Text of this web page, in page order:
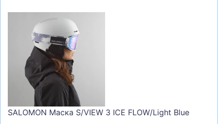
САМОКАТЫ
ТЕННИС, БАДМИНТОН
ВОДНЫЕ ВИДЫ СПОРТА
ТУРИЗМ
SALOMON Маска S/VIEW 3 ICE FLOW/Light Blue